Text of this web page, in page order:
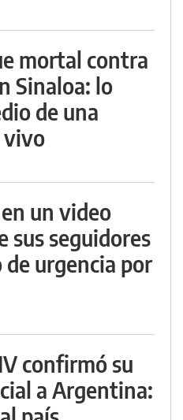
mortal contra
Sinaloa: lo
de una
vivo
un video
sus seguidores
urgencia por
confirmó su
a Argentina: